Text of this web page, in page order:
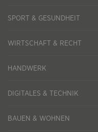
SPORT & GESUNDHEIT
WIRTSCHAFT & RECHT
HANDWERK
DIGITALES & TECHNIK
BAUEN & WOHNEN